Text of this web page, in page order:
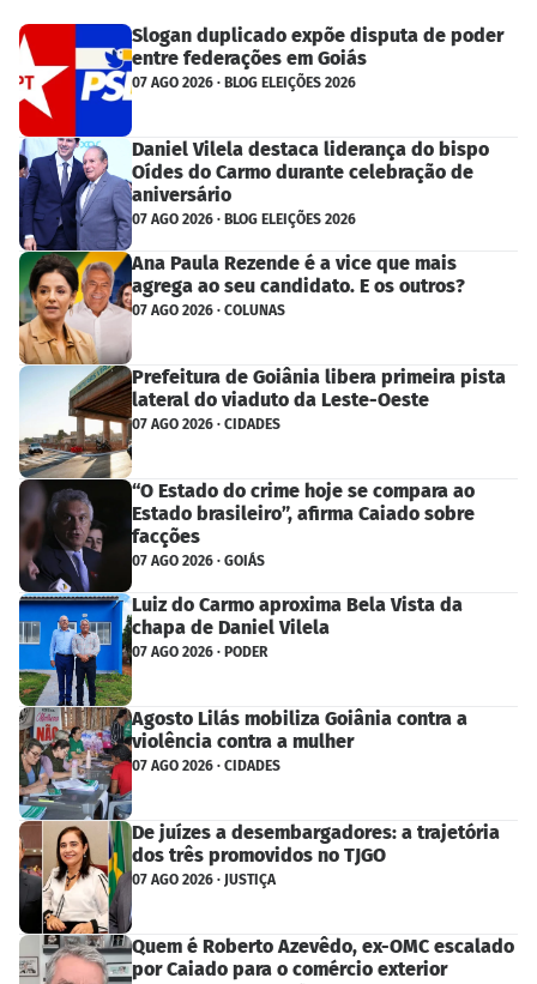
Slogan duplicado expõe disputa de poder
entre federações em Goiás
07 AGO 2026 · BLOG ELEIÇÕES 2026
Daniel Vilela destaca liderança do bispo
Oídes do Carmo durante celebração de
aniversário
07 AGO 2026 · BLOG ELEIÇÕES 2026
Ana Paula Rezende é a vice que mais
agrega ao seu candidato. E os outros?
07 AGO 2026 · COLUNAS
Prefeitura de Goiânia libera primeira pista
lateral do viaduto da Leste-Oeste
07 AGO 2026 · CIDADES
“O Estado do crime hoje se compara ao
Estado brasileiro”, afirma Caiado sobre
facções
07 AGO 2026 · GOIÁS
Luiz do Carmo aproxima Bela Vista da
chapa de Daniel Vilela
07 AGO 2026 · PODER
Agosto Lilás mobiliza Goiânia contra a
violência contra a mulher
07 AGO 2026 · CIDADES
De juízes a desembargadores: a trajetória
dos três promovidos no TJGO
07 AGO 2026 · JUSTIÇA
Quem é Roberto Azevêdo, ex-OMC escalado
por Caiado para o comércio exterior